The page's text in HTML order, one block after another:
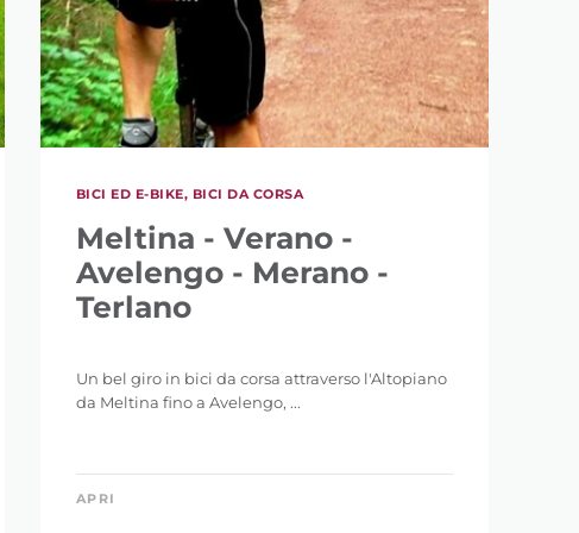
BICI ED E-BIKE, BICI DA CORSA
Meltina - Verano -
Avelengo - Merano -
Terlano
Un bel giro in bici da corsa attraverso l'Altopiano
da Meltina fino a Avelengo, ...
APRI